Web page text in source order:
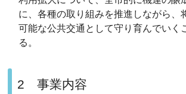
に、各種の取り組みを推進しながら、
可能な公共交通として守り育んでいく
る。
2 事業内容